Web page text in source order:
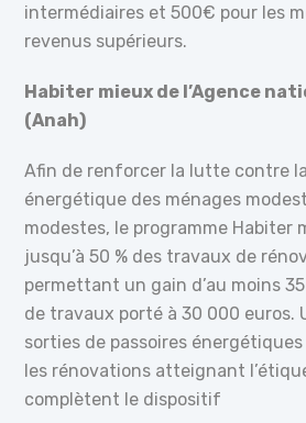
intermédiaires et 500€ pour les
revenus supérieurs.
Habiter mieux de l’Agence
(Anah)
Afin de renforcer la lutte contre
énergétique des ménages
modestes, le programme Habiter
jusqu’à 50 % des travaux de
permettant un gain d’au moins
de travaux porté à 30 000 euros.
sorties de passoires
les rénovations atteignant
complètent le dispositif